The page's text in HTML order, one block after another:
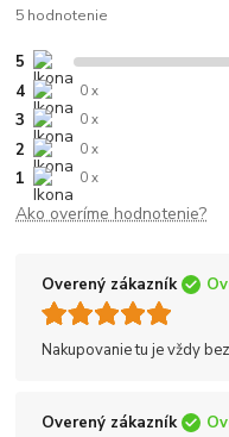
5 hodnotenie
5
4 0 x
3 0 x
2 0 x
1 0 x
Ako overíme hodnotenie?
Overený zákazník
Nakupovanie tu je vždy
Overený zákazník